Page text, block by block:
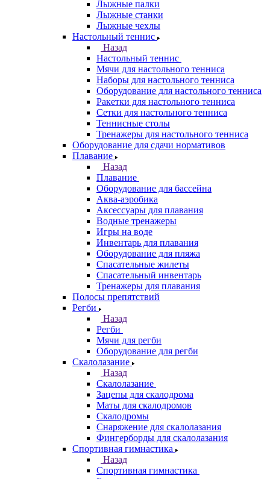
Лыжные палки
Лыжные станки
Лыжные чехлы
Настольный теннис
Назад
Настольный теннис
Мячи для настольного тенниса
Наборы для настольного тенниса
Оборудование для настольного тенниса
Ракетки для настольного тенниса
Сетки для настольного тенниса
Теннисные столы
Тренажеры для настольного тенниса
Оборудование для сдачи нормативов
Плавание
Назад
Плавание
Оборудование для бассейна
Аква-аэробика
Аксессуары для плавания
Водные тренажеры
Игры на воде
Инвентарь для плавания
Оборудование для пляжа
Спасательные жилеты
Спасательный инвентарь
Тренажеры для плавания
Полосы препятствий
Регби
Назад
Регби
Мячи для регби
Оборудование для регби
Скалолазание
Назад
Скалолазание
Зацепы для скалодрома
Маты для скалодромов
Скалодромы
Снаряжение для скалолазания
Фингерборды для скалолазания
Спортивная гимнастика
Назад
Спортивная гимнастика